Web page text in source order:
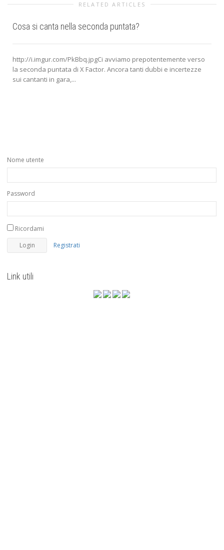
RELATED ARTICLES
Cosa si canta nella seconda puntata?
http://i.imgur.com/PkBbq.jpgCi avviamo prepotentemente verso
la seconda puntata di X Factor. Ancora tanti dubbi e incertezze
sui cantanti in gara,...
Nome utente
Password
Ricordami
Registrati
Link utili